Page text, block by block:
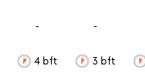
-
4 bft
-
3 bft